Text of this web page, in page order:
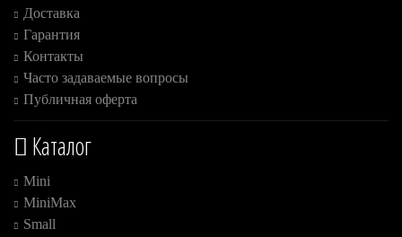
Доставка
Гарантия
Контакты
Часто задаваемые вопросы
Публичная оферта
Каталог
Mini
MiniMax
Small